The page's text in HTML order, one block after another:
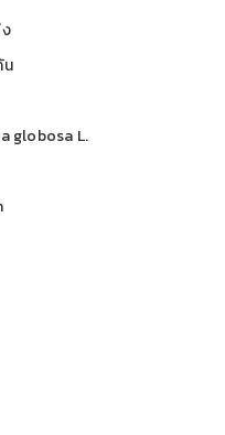
น
globosa L.